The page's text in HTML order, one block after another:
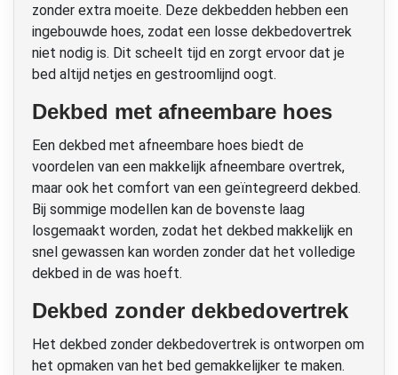
zonder extra moeite. Deze dekbedden hebben een
ingebouwde hoes, zodat een losse dekbedovertrek
niet nodig is. Dit scheelt tijd en zorgt ervoor dat je
bed altijd netjes en gestroomlijnd oogt.
Dekbed met afneembare hoes
Een dekbed met afneembare hoes biedt de
voordelen van een makkelijk afneembare overtrek,
maar ook het comfort van een geïntegreerd dekbed.
Bij sommige modellen kan de bovenste laag
losgemaakt worden, zodat het dekbed makkelijk en
snel gewassen kan worden zonder dat het volledige
dekbed in de was hoeft.
Dekbed zonder dekbedovertrek
Het dekbed zonder dekbedovertrek is ontworpen om
het opmaken van het bed gemakkelijker te maken.